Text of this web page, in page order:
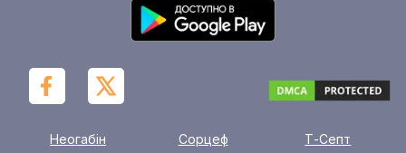
Неогабін Сорцеф
Т-Септ